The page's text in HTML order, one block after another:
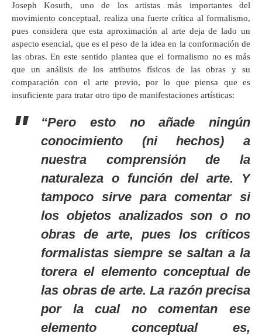
Joseph Kosuth, uno de los artistas más importantes del
movimiento conceptual, realiza una fuerte crítica al formalismo,
pues considera que esta aproximación al arte deja de lado un
aspecto esencial, que es el peso de la idea en la conformación de
las obras. En este sentido plantea que el formalismo no es más
que un análisis de los atributos físicos de las obras y su
comparación con el arte previo, por lo que piensa que es
insuficiente para tratar otro tipo de manifestaciones artísticas:
“Pero esto no añade ningún
conocimiento (ni hechos) a
nuestra comprensión de la
naturaleza o función del arte. Y
tampoco sirve para comentar si
los objetos analizados son o no
obras de arte, pues los críticos
formalistas siempre se saltan a la
torera el elemento conceptual de
las obras de arte. La razón precisa
por la cual no comentan ese
elemento conceptual es,